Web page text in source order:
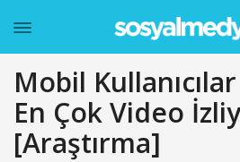
Mobil
En Çok Video
[Araştırma]